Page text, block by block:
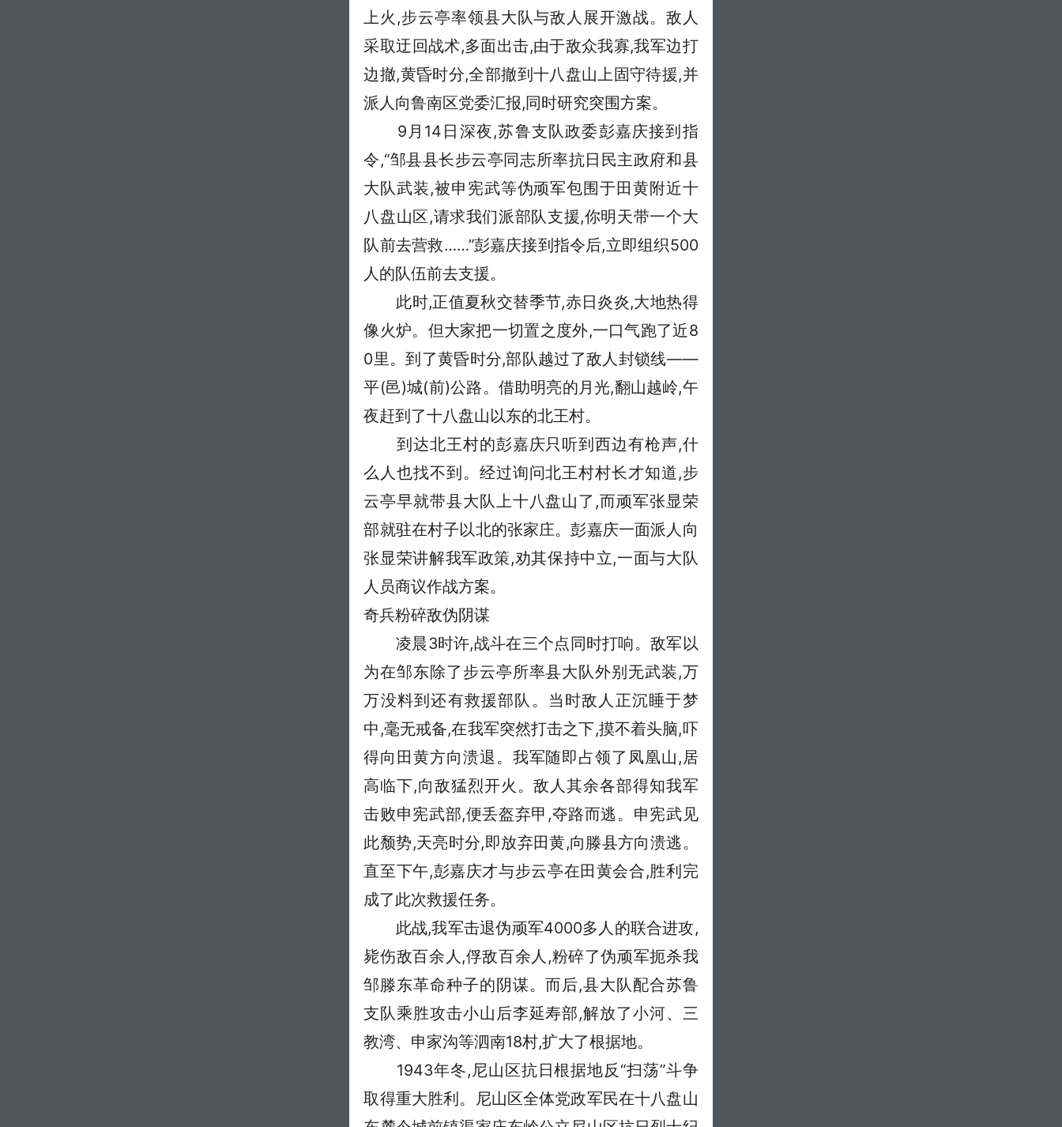
上火,步云亭率领县大队与敌人展开激战。敌人
采取迂回战术,多面出击,由于敌众我寡,我军边打
边撤,黄昏时分,全部撤到十八盘山上固守待援,并
派人向鲁南区党委汇报,同时研究突围方案。
9月14日深夜,苏鲁支队政委彭嘉庆接到指
令,“邹县县长步云亭同志所率抗日民主政府和县
大队武装,被申宪武等伪顽军包围于田黄附近十
八盘山区,请求我们派部队支援,你明天带一个大
队前去营救……”彭嘉庆接到指令后,立即组织500
人的队伍前去支援。
此时,正值夏秋交替季节,赤日炎炎,大地热得
像火炉。但大家把一切置之度外,一口气跑了近8
0里。到了黄昏时分,部队越过了敌人封锁线——
平(邑)城(前)公路。借助明亮的月光,翻山越岭,午
夜赶到了十八盘山以东的北王村。
到达北王村的彭嘉庆只听到西边有枪声,什
么人也找不到。经过询问北王村村长才知道,步
云亭早就带县大队上十八盘山了,而顽军张显荣
部就驻在村子以北的张家庄。彭嘉庆一面派人向
张显荣讲解我军政策,劝其保持中立,一面与大队
人员商议作战方案。
奇兵粉碎敌伪阴谋
凌晨3时许,战斗在三个点同时打响。敌军以
为在邹东除了步云亭所率县大队外别无武装,万
万没料到还有救援部队。当时敌人正沉睡于梦
中,毫无戒备,在我军突然打击之下,摸不着头脑,吓
得向田黄方向溃退。我军随即占领了凤凰山,居
高临下,向敌猛烈开火。敌人其余各部得知我军
击败申宪武部,便丢盔弃甲,夺路而逃。申宪武见
此颓势,天亮时分,即放弃田黄,向滕县方向溃逃。
直至下午,彭嘉庆才与步云亭在田黄会合,胜利完
成了此次救援任务。
此战,我军击退伪顽军4000多人的联合进攻,
毙伤敌百余人,俘敌百余人,粉碎了伪顽军扼杀我
邹滕东革命种子的阴谋。而后,县大队配合苏鲁
支队乘胜攻击小山后李延寿部,解放了小河、三
教湾、申家沟等泗南18村,扩大了根据地。
1943年冬,尼山区抗日根据地反“扫荡”斗争
取得重大胜利。尼山区全体党政军民在十八盘山